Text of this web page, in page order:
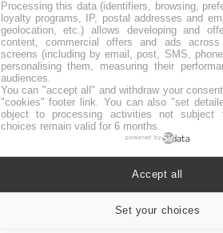
Processing this data (identifiers, browsing,
loyalty programs, IP, postal addresses and
geolocation, etc.) allows developing and
content, commercial offers and ads
screens (including by email, post, SMS,
personalising them, measuring their
audiences.
You can "accept all" and withdraw your
"cookies" footer link . You can also "set
object to processing activities not subject
choices remain valid for 6 months.
powered by
Set your choices
Accept all